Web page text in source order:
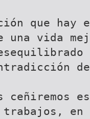
que hay
una vida
en